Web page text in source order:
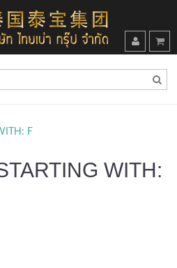
F
WITH: